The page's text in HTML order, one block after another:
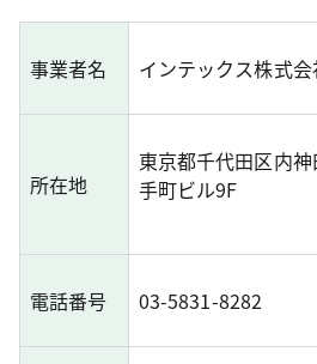
事業者名 インテックス株式
所在地
東京都千代田区内
手町ビル9F
電話番号 03-5831-8282